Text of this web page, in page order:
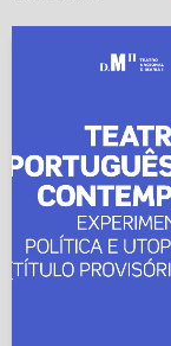
Política e
(coord.)